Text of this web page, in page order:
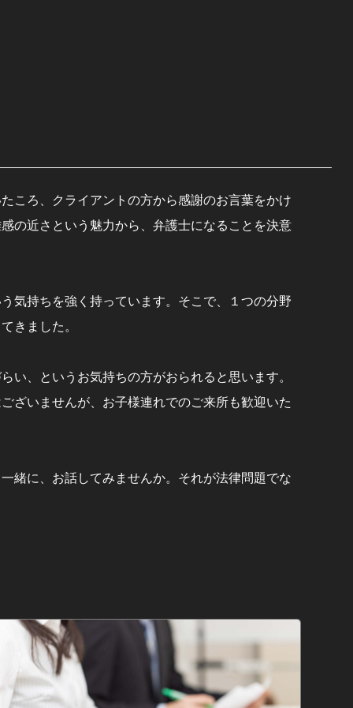
ころ、クライアントの方から感謝のお言葉をかけ
の近さという魅力から、弁護士になることを決意
気持ちを強く持っています。そこで、１つの分野
きました。
い、というお気持ちの方がおられると思います。
ざいませんが、お子様連れでのご来所も歓迎いた
緒に、お話してみませんか。それが法律問題でな